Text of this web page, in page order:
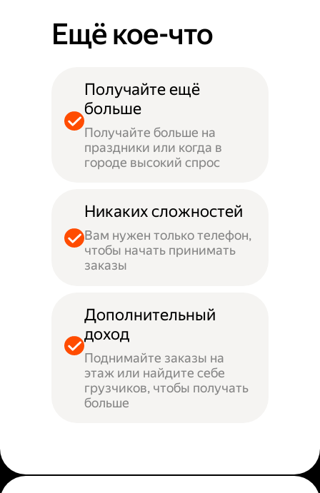
Ещё кое-что
Получайте ещё
больше
Получайте больше на
праздники или когда в
городе высокий спрос
Никаких сложностей
Вам нужен только телефон,
чтобы начать принимать
заказы
Дополнительный
доход
Поднимайте заказы на
этаж или найдите себе
грузчиков, чтобы получать
больше